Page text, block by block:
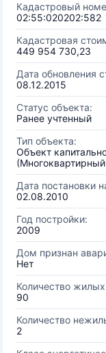
Кадастровый
02:55:020202:582
Кадастровая
449 954 730,23
Дата обновления
08.12.2015
Статус объекта:
Ранее учтенный
Тип объекта:
Объект
Дата постановки
02.08.2010
Год постройки:
2009
Дом признан
Нет
Количество
90
Количество
2